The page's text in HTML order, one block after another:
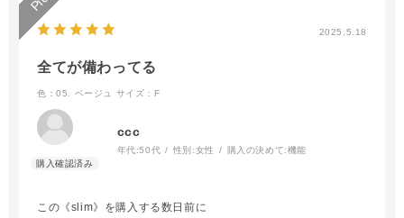
2025.5.18
全てが備わってる
色：05. ベージュ サイズ：F
ccc
年代:50代 性別:女性 購入の決めて:機能
この《slim》を購入する数日前に